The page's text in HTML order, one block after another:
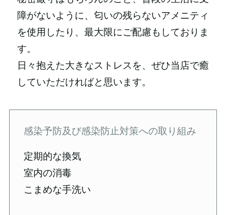
障がないように、匂いの残らないアメニティ
を使用したり、最大限にご配慮もしておりま
す。
日々抱えた大きなストレスを、ぜひ当店で癒
していただければと思います。
感染予防及び感染防止対策への取り組み
定期的な換気
室内の消毒
こまめな手洗い